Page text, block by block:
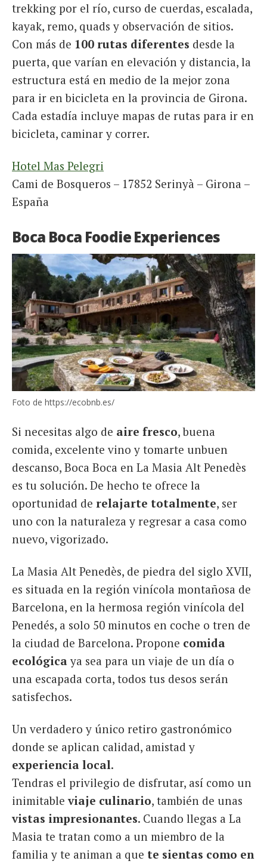
trekking por el río, curso de cuerdas, escalada,
kayak, remo, quads y observación de sitios.
Con más de 100 rutas diferentes desde la
puerta, que varían en elevación y distancia, la
estructura está en medio de la mejor zona
para ir en bicicleta en la provincia de Girona.
Cada estadía incluye mapas de rutas para ir en
bicicleta, caminar y correr.
Hotel Mas Pelegri
Cami de Bosqueros – 17852 Serinyà – Girona –
España
Boca Boca Foodie Experiences
Foto de https://ecobnb.es/
Si necesitas algo de aire fresco, buena
comida, excelente vino y tomarte unbuen
descanso, Boca Boca en La Masia Alt Penedès
es tu solución. De hecho te ofrece la
oportunidad de relajarte totalmente, ser
uno con la naturaleza y regresar a casa como
nuevo, vigorizado.
La Masia Alt Penedès, de piedra del siglo XVII,
es situada en la región vinícola montañosa de
Barcelona, en la hermosa región vinícola del
Penedés, a solo 50 minutos en coche o tren de
la ciudad de Barcelona. Propone comida
ecológica ya sea para un viaje de un día o
una escapada corta, todos tus desos serán
satisfechos.
Un verdadero y único retiro gastronómico
donde se aplican calidad, amistad y
experiencia local.
Tendras el privilegio de disfrutar, así como un
inimitableviaje culinario, también de unas
vistas impresionantes. Cuando llegas a La
Masia te tratan como a un miembro de la
familia y te animan a que te sientas como en